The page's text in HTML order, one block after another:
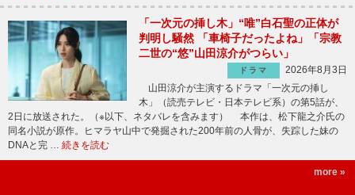
「一次元の挿し木」“唯”白石聖の正体が
判明し騒然 「車椅子だったよね」「宗教
二世の“悠”山田涼介がつらい」
ドラマ
2026年8月3日
山田涼介が主演するドラマ「一次元の挿し
木」（読売テレビ・日本テレビ系）の第5話が、
2日に放送された。（※以下、ネタバレを含みます） 本作は、松下龍之介氏の
同名小説が原作。ヒマラヤ山中で発掘された200年前の人骨が、失踪した妹の
DNAと完 … 続きを読む
more »